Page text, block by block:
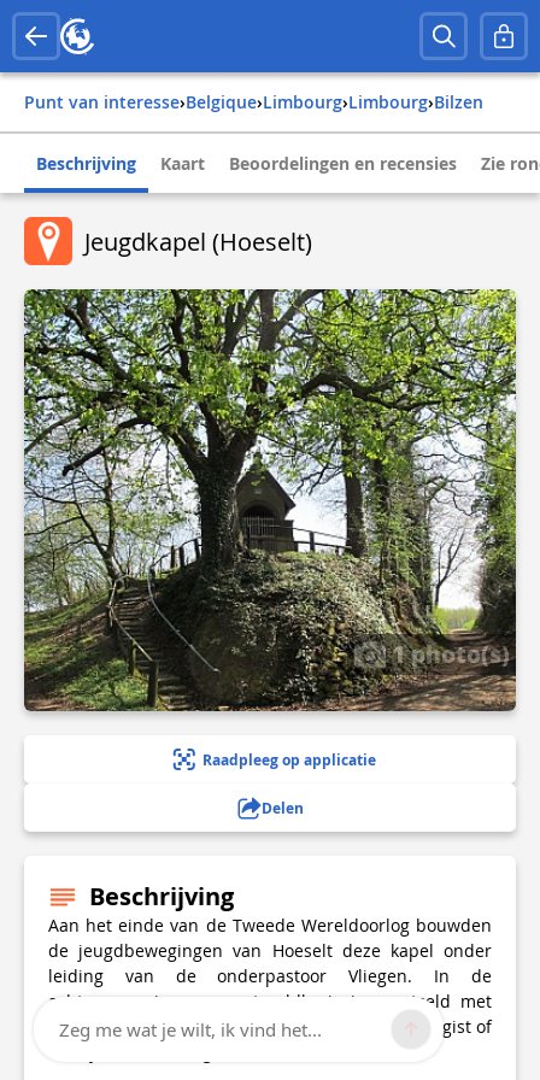
Punt van interesse› belgique› limbourg› limbourg› bilzen
Beschrijving Kaart Beoordelingen en recensies Zie
Jeugdkapel (Hoeselt)
1 photo(s)
Raadpleeg op applicatie
Delen
Beschrijving
Aan het einde van de Tweede Wereldoorlog bouwden
de jeugdbewegingen van Hoeselt deze kapel onder
leiding van de onderpastoor Vliegen. In de
achtermuur is een groot veldkruis ingemetseld met
daarop de tekst: 'en niemand die mijn herkomst gist of
Zeg me wat je wilt, ik vind het...